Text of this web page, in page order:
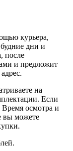
курьера,
дни и
после
и предложит
на
Если
осмотра и
вы можете